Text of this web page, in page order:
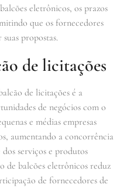
eletrônicos, os prazos
que os fornecedores
propostas.
de licitações
de licitações é a
de negócios com o
e médias empresas
aumentando a concorrência
serviços e produtos
de balcões eletrônicos reduz
de fornecedores de